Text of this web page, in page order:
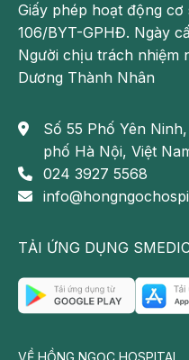
+ Uống nhiều cà phê,
cồn (những đồ uống
người bệnh đi tiểu nhiều
gây ra sự tăng hấp
+ Thường xuyên nhịn
dụng nhà vệ sinh công
điều này xảy ra kéo
táo bón;
+ Ngồi nhiều, ít vận
trạng táo bón
hậu môn, trĩ huyết
Giấy phép hoạt động
106/BYT-GPHĐ. Ngày
Người chịu trách nhiệm
Dương Thành Nhân
Số 55 Phố Yên
phố Hà Nội, Việt
024 3927 5568
TẢI ỨNG DỤNG